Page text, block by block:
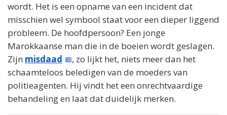
wordt. Het is een opname van een incident dat
misschien wel symbool staat voor een dieper liggend
probleem. De hoofdpersoon? Een jonge
Marokkaanse man die in de boeien wordt geslagen.
Zijn misdaad
, zo lijkt het, niets meer dan het
schaamteloos beledigen van de moeders van
politieagenten. Hij vindt het een onrechtvaardige
behandeling en laat dat duidelijk merken.